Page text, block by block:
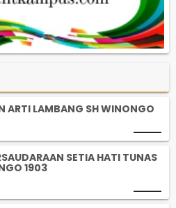
ARTI LAMBANG SH WINONGO
SETIA HATI TUNAS
1903